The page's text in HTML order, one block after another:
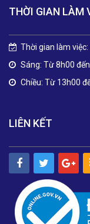
THỜI GIAN LÀM
Thời gian làm
Sáng: Từ 8h00
Chiều: Từ 13h00
LIÊN KẾT